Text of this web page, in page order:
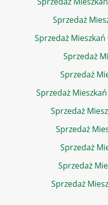
Sprzedaż
Sprzedaż
Sprzedaż
Sprzedaż
Sprzedaż
Sprzedaż
Sprzedaż
Sprzedaż
Sprzedaż
Sprzedaż